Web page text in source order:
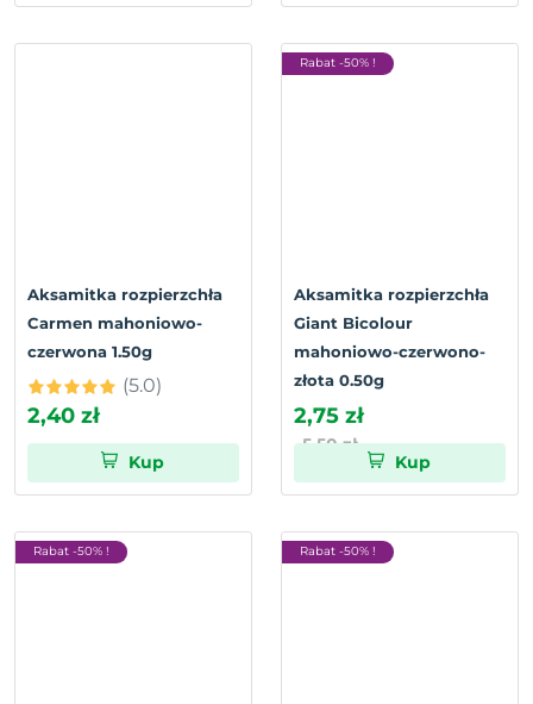
Aksamitka rozpierzchła
Carmen mahoniowo-
czerwona 1.50g
(5.0)
2,40 zł
Kup
Rabat -50% !
Aksamitka rozpierzchła
Giant Bicolour
mahoniowo-czerwono-
złota 0.50g
2,75 zł
5,50 zł
Kup
Rabat -50% ! Rabat -50% !